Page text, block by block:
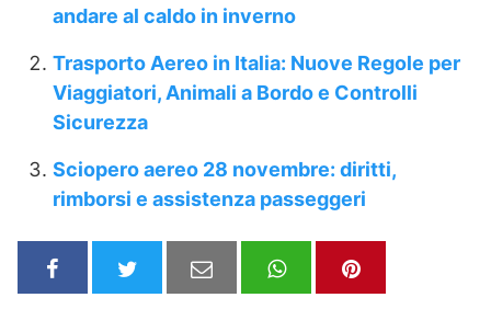
andare al caldo in inverno
Trasporto Aereo in Italia: Nuove Regole per
Viaggiatori, Animali a Bordo e Controlli
Sicurezza
Sciopero aereo 28 novembre: diritti,
rimborsi e assistenza passeggeri